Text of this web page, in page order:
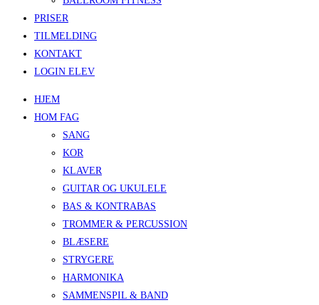
PRISER
TILMELDING
KONTAKT
LOGIN ELEV
HJEM
HOM FAG
SANG
KOR
KLAVER
GUITAR OG UKULELE
BAS & KONTRABAS
TROMMER & PERCUSSION
BLÆSERE
STRYGERE
HARMONIKA
SAMMENSPIL & BAND